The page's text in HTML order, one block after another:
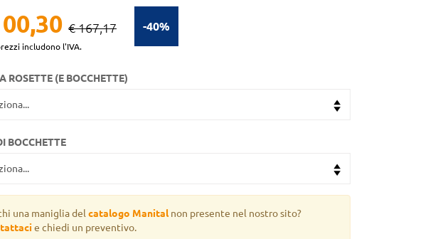
-40%
€ 167,17
includono l'IVA.
ROSETTE (E BOCCHETTE)
BOCCHETTE
una maniglia del catalogo Manitalnon presente nel nostro sito?
e chiedi un preventivo.